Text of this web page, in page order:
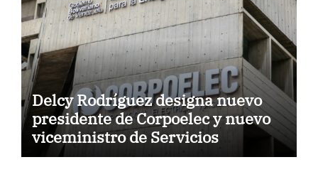
Delcy Rodríguez designa nuevo
presidente de Corpoelec y nuevo
viceministro de Servicios
Eléctricos